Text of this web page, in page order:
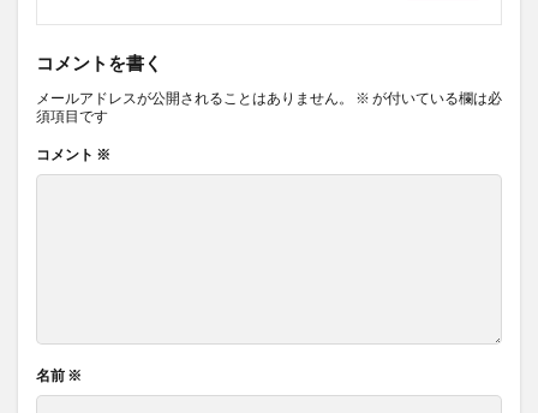
コメントを書く
メールアドレスが公開されることはありません。 ※ が付いている欄は必
須項目です
コメント ※
名前 ※